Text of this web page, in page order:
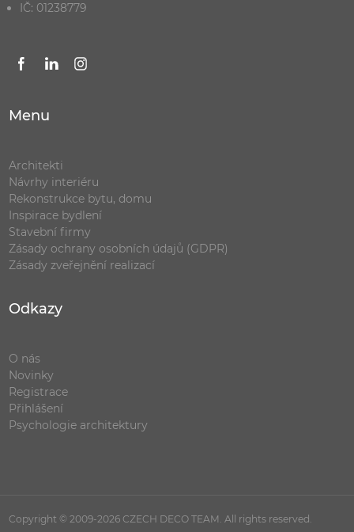
IČ: 01238779
Menu
Architekti
Návrhy interiéru
Rekonstrukce bytu, domu
Inspirace bydlení
Stavební firmy
Zásady ochrany osobních údajů (GDPR)
Zásady zveřejnění realizací
Odkazy
O nás
Novinky
Registrace
Přihlášení
Psychologie architektury
Copyright © 2009-2026 CZECH DECO TEAM. All rights reserved.